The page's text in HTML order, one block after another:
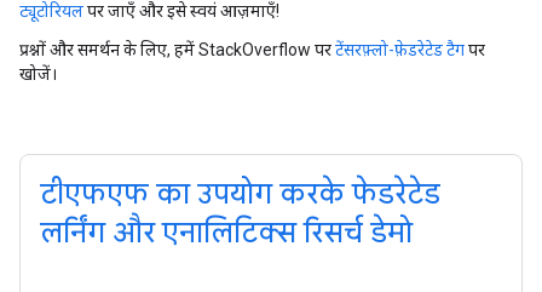
ट्यूटोरियलपर जाएँ और इसे स्वयं आज़माएँ!
प्रश्नों और समर्थन के लिए, हमें StackOverflow परटेंसरफ़्लो-फ़ेडरेटेड टैगपर
खोजें।
टीएफएफ का उपयोग करके फेडरेटेड
लर्निंग और एनालिटिक्स रिसर्च डेमो